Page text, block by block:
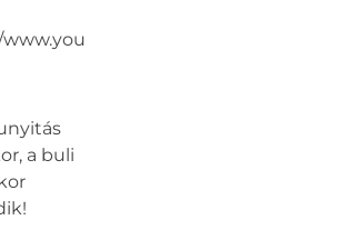
@slowpresso8335
a buli